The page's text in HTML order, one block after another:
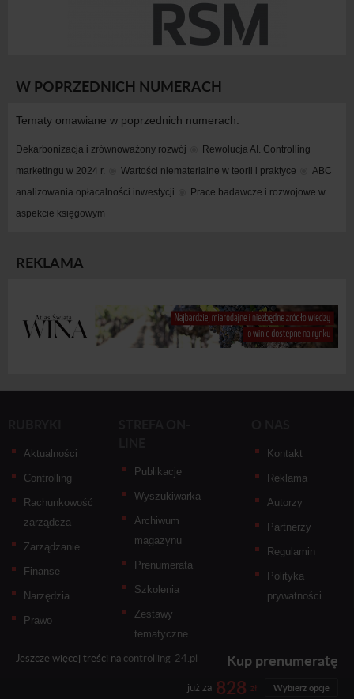
W POPRZEDNICH NUMERACH
Tematy omawiane w poprzednich numerach:
Dekarbonizacja i zrównoważony rozwój
Rewolucja AI. Controlling
marketingu w 2024 r.
Wartości niematerialne w teorii i praktyce
ABC
analizowania opłacalności inwestycji
Prace badawcze i rozwojowe w
aspekcie księgowym
REKLAMA
Aktualności
Controlling
Rachunkowość
zarządcza
Zarządzanie
Finanse
Narzędzia
Prawo
Publikacje
Wyszukiwarka
Archiwum
magazynu
Prenumerata
Szkolenia
Zestawy
tematyczne
Kontakt
Reklama
Autorzy
Partnerzy
Regulamin
Polityka
prywatności
Jeszcze więcej treści na controlling-24.pl Kup prenumeratę
już za 828 zł Wybierz opcje